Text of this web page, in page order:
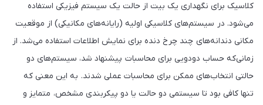
کلاسیک برای نگهداری یک بیت از حالت یک سیستم فیزیکی استفاده
می‌شود. در سیستم‌های کلاسیکی اولیه (رایانه‌های مکانیکی) از موقعیت
مکانی دندانه‌های چند چرخ دنده برای نمایش اطلاعات استفاده می‌شد. از
زمانی‌که حساب دودویی برای محاسبات پیشنهاد شد، سیستم‌های دو
حالتی انتخاب‌های ممکن برای محاسبات عملی شدند. به این معنی که
تنها کافی بود تا سیستمی دو حالت یا دو پیکربندی مشخص، متمایز و